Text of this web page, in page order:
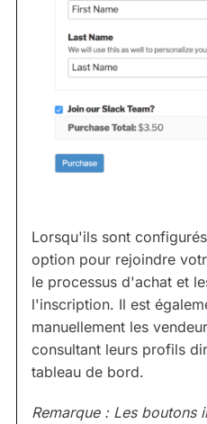
Lorsqu'ils sont
option pour rejoindre
le processus d'achat et
l'inscription. Il est
manuellement les
consultant leurs profils
tableau de bord.
Remarque : Les boutons